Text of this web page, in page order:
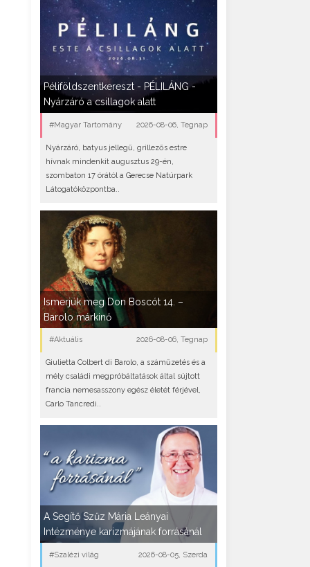
Péliföldszentkereszt - PÉLILÁNG -
Nyárzáró a csillagok alatt
#Magyar Tartomány 2026-08-06, Tegnap
Nyárzáró, batyus jellegű, grillezős estre
hívnak mindenkit augusztus 29-én,
szombaton 17 órától a Gerecse Natúrpark
Látogatóközpontba..
Ismerjük meg Don Boscót 14. –
Barolo márkinő
#Aktuális 2026-08-06, Tegnap
Giulietta Colbert di Barolo, a száműzetés és a
mély családi megpróbáltatások által sújtott
francia nemesasszony egész életét férjével,
Carlo Tancredi..
A Segítő Szűz Mária Leányai
Intézménye karizmájának forrásánál
#Szalézi világ 2026-08-05, Szerda